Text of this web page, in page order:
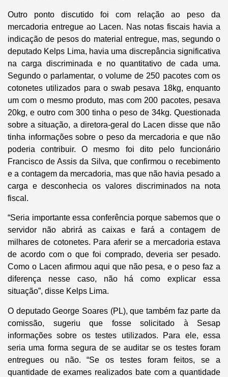
Outro ponto discutido foi com relação ao peso da
mercadoria entregue ao Lacen. Nas notas fiscais havia a
indicação de pesos do material entregue, mas, segundo o
deputado Kelps Lima, havia uma discrepância significativa
na carga discriminada e no quantitativo de cada uma.
Segundo o parlamentar, o volume de 250 pacotes com os
cotonetes utilizados para o swab pesava 18kg, enquanto
um com o mesmo produto, mas com 200 pacotes, pesava
20kg, e outro com 300 tinha o peso de 34kg. Questionada
sobre a situação, a diretora-geral do Lacen disse que não
tinha informações sobre o peso da mercadoria e que não
poderia contribuir. O mesmo foi dito pelo funcionário
Francisco de Assis da Silva, que confirmou o recebimento
e a contagem da mercadoria, mas que não havia pesado a
carga e desconhecia os valores discriminados na nota
fiscal.
“Seria importante essa conferência porque sabemos que o
servidor não abrirá as caixas e fará a contagem de
milhares de cotonetes. Para aferir se a mercadoria estava
de acordo com o que foi comprado, deveria ser pesado.
Como o Lacen afirmou aqui que não pesa, e o peso faz a
diferença nesse caso, não há como explicar essa
situação”, disse Kelps Lima.
O deputado George Soares (PL), que também faz parte da
comissão, sugeriu que fosse solicitado à Sesap
informações sobre os testes utilizados. Para ele, essa
seria uma forma segura de se auditar se os testes foram
entregues ou não. “Se os testes foram feitos, se a
quantidade de exames realizados bate com a quantidade